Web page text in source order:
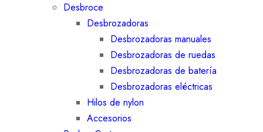
Desbroce
Desbrozadoras
Desbrozadoras manuales
Desbrozadoras de ruedas
Desbrozadoras de batería
Desbrozadoras eléctricas
Hilos de nylon
Accesorios